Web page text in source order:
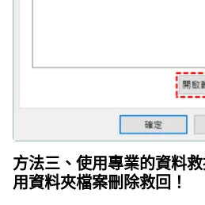
方法三、使用專業的資料
用資料夾檔案刪除救回！